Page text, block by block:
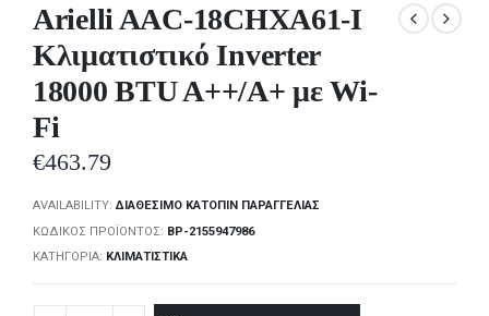
Arielli AAC-18CHXA61-I
Κλιματιστικό Inverter
18000 BTU A++/A+ με Wi-
Fi
€463.79
AVAILABILITY:ΔΙΑΘΈΣΙΜΟ ΚΑΤΌΠΙΝ ΠΑΡΑΓΓΕΛΊΑΣ
ΚΩΔΙΚΌΣ ΠΡΟΪΌΝΤΟΣ: BP-2155947986
ΚΑΤΗΓΟΡΊΑ: ΚΛΙΜΑΤΙΣΤΙΚΆ